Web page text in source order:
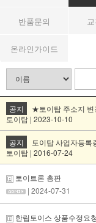
반품문의
온라인가이드
공지
★토이탑 주소지
토이탑 | 2023-10-10
공지
토이탑 사업자등록
토이탑 | 2016-07-24
토이트론 총판
| 2024-07-31
한립토이스 상품수정요